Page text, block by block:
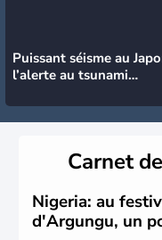
Puissant séisme au
l’alerte au tsunami
Carnet
Nigeria: au
d'Argungu, un